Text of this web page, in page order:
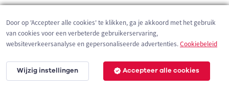
200 m
Door op 'Accepteer alle cookies' te klikken, ga je akkoord met het gebruik
van cookies voor een verbeterde gebruikerservaring,
websiteverkeersanalyse en gepersonaliseerde advertenties.Cookiebeleid
Wijzig instellingen Accepteer alle cookies